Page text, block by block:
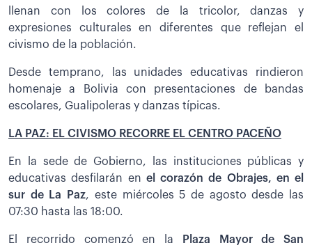
llenan con los colores de la tricolor, danzas y
expresiones culturales en diferentes que reflejan el
civismo de la población.
Desde temprano, las unidades educativas rindieron
homenaje a Bolivia con presentaciones de bandas
escolares, Gualipoleras y danzas típicas.
LA PAZ: EL CIVISMO RECORRE EL CENTRO PACEÑO
En la sede de Gobierno, las instituciones públicas y
educativas desfilarán en el corazón de Obrajes, en el
sur de La Paz, este miércoles 5 de agosto desde las
07:30 hasta las 18:00.
El recorrido comenzó en la
Plaza Mayor de San